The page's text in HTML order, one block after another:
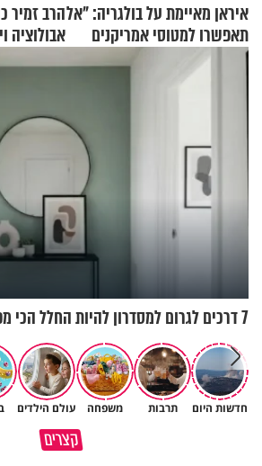
איראן מאיימת על בולגריה: "אל
תאפשרו למטוסי אמריקנים
להמריא מהשטח שלכם"
הרב זמיר
אבולוציה
7 דרכים לגרום למסדרון להיות החלל הכי מפתיע בבית
חדשות היום תרבות משפחה עולם הילדים
קצרים
לפעמים המערכת מפספסת את